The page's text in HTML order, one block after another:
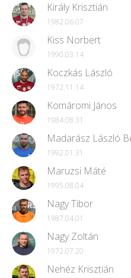
Király Krisztián
1982.06.07
Kiss Norbert
1990.03.14
Koczkás László
1972.11.14
Komáromi János
1984.08.31
Madarász László
1992.01.31
Maruzsi Máté
1995.08.04
Nagy Tibor
1987.04.01
Nagy Zoltán
1972.07.20
Nehéz Krisztián